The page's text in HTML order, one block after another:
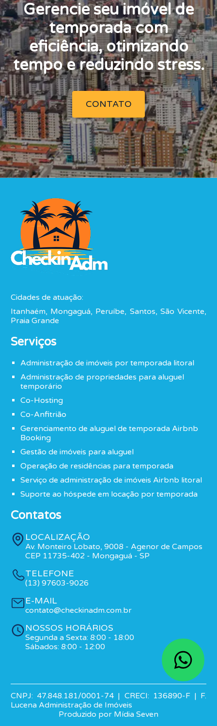
Gerencie seu imóvel de
temporada com
eficiência, otimizando
tempo e reduzindo stress.
CONTATO
Cidades de atuação:
Itanhaém, Mongaguá, Peruíbe, Santos, São Vicente,
Praia Grande
Serviços
Administração de imóveis por temporada litoral
Administração de propriedades para aluguel
temporário
Co-Hosting
Co-Anfitrião
Gerenciamento de aluguel de temporada Airbnb
Booking
Gestão de imóveis para aluguel
Operação de residências para temporada
Serviço de administração de imóveis Airbnb litoral
Suporte ao hóspede em locação por temporada
Contatos
LOCALIZAÇÃO
Av. Monteiro Lobato, 9008 - Agenor de Campos
CEP 11735-402 - Mongaguá - SP
TELEFONE
(13) 97603-9026
E-MAIL
contato@checkinadm.com.br
NOSSOS HORÁRIOS
Segunda a Sexta: 8:00 - 18:00
Sábados: 8:00 - 12:00
CNPJ: 47.848.181/0001-74 | CRECI: 136890-F | F.
Lucena Administração de Imóveis
Produzido por Mídia Seven